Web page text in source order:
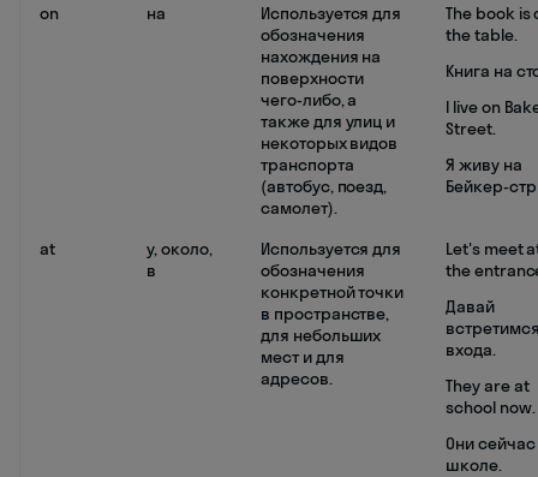
on
на
Используется для
обозначения
нахождения на
поверхности
чего-либо, а
также для улиц и
некоторых видов
транспорта
(автобус, поезд,
самолет).
The book is
the table.
Книга на
I live on
Street.
Я живу на
Бейкер-
at
у, около,
в
Используется для
обозначения
конкретной точки
в пространстве,
для небольших
мест и для
адресов.
Let's meet
the
Давай
входа.
They are at
school now.
Они сейчас
школе.